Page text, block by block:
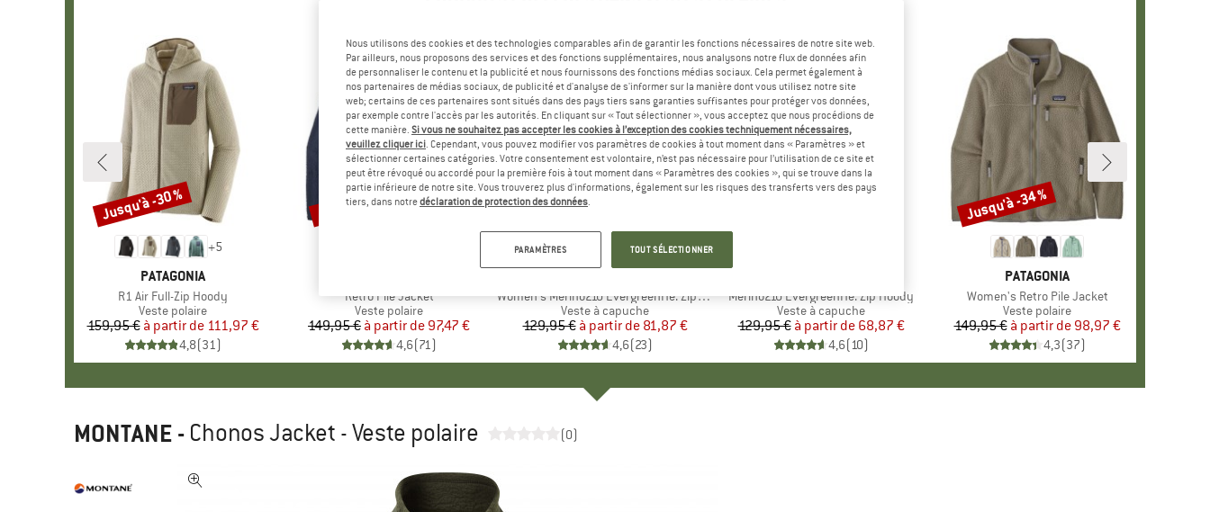
+5
MARQUE
PATAGONIA
Article
R1 Air Full-Zip Hoody
Product group
Veste polaire
Prix
159,95 € Prix réduit
à partir de 111,97 €
4,8(31)
Remise
Jusqu'à -30 %
Article
Retro Pile Jacket
Product group
Veste polaire
Prix
149,95 € Prix réduit
à partir de 97,47 €
4,6(71)
Remise
Jusqu'à -35 %
+2
Article
Women's Merino210 EvergreenHe. Zip Hoody
Product group
Veste à capuche
Prix
129,95 € Prix réduit
à partir de 81,87 €
4,6(23)
Remise
Jusqu'à -37 %
Article
Merino210 EvergreenHe. Zip Hoody
Product group
Veste à capuche
Prix
129,95 € Prix réduit
à partir de 68,87 €
4,6(10)
Jusqu'à -47 %
MARQUE
PATAGONIA
Article
Women's Retro Pile Jacket
Product group
Veste polaire
Prix
149,95 € Prix réduit
à partir de 98,97 €
4,3(37)
Remise
Jusqu'à -34 %
MONTANE - Chonos Jacket - Veste polaire (0)
Nous utilisons des cookies et des technologies comparables afin de garantir les fonctions nécessaires de notre site web.
Par ailleurs, nous proposons des services et des fonctions supplémentaires, nous analysons notre flux de données afin
de personnaliser le contenu et la publicité et nous fournissons des fonctions médias sociaux. Cela permet également à
nos partenaires de médias sociaux, de publicité et d'analyse de s'informer sur la manière dont vous utilisez notre site
web; certains de ces partenaires sont situés dans des pays tiers sans garanties suffisantes pour protéger vos données,
par exemple contre l'accès par les autorités. En cliquant sur « Tout sélectionner », vous acceptez que nous procédions de
cette manière. Si vous ne souhaitez pas accepter les cookies à l’exception des cookies techniquement nécessaires,
veuillez cliquer ici. Cependant, vous pouvez modifier vos paramètres de cookies à tout moment dans « Paramètres » et
sélectionner certaines catégories. Votre consentement est volontaire, n’est pas nécessaire pour l’utilisation de ce site et
peut être révoqué ou accordé pour la première fois à tout moment dans « Paramètres des cookies », qui se trouve dans la
partie inférieure de notre site. Vous trouverez plus d'informations, également sur les risques des transferts vers des pays
tiers, dans notredéclaration de protection des données.
PARAMÈTRES TOUT SÉLECTIONNER